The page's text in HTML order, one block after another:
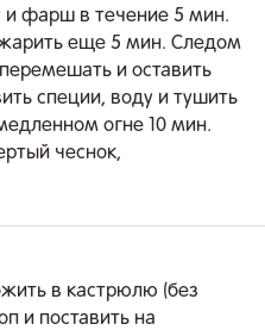
и фарш в течение 5 мин.
еще 5 мин. Следом
и оставить
специи, воду и тушить
огне 10 мин.
чеснок,
в кастрюлю (без
и поставить на